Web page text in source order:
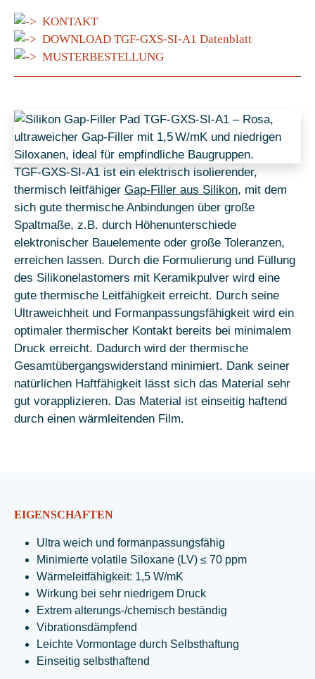
KONTAKT
DOWNLOAD TGF-GXS-SI-A1 Datenblatt
MUSTERBESTELLUNG
TGF-GXS-SI-A1 ist ein elektrisch isolierender,
thermisch leitfähiger Gap-Filler aus Silikon, mit dem
sich gute thermische Anbindungen über große
Spaltmaße, z.B. durch Höhenunterschiede
elektronischer Bauelemente oder große Toleranzen,
erreichen lassen. Durch die Formulierung und Füllung
des Silikonelastomers mit Keramikpulver wird eine
gute thermische Leitfähigkeit erreicht. Durch seine
Ultraweichheit und Formanpassungsfähigkeit wird ein
optimaler thermischer Kontakt bereits bei minimalem
Druck erreicht. Dadurch wird der thermische
Gesamtübergangswiderstand minimiert. Dank seiner
natürlichen Haftfähigkeit lässt sich das Material sehr
gut vorapplizieren. Das Material ist einseitig haftend
durch einen wärmleitenden Film.
EIGENSCHAFTEN
Ultra weich und formanpassungsfähig
Minimierte volatile Siloxane (LV) ≤ 70 ppm
Wärmeleitfähigkeit: 1,5 W/mK
Wirkung bei sehr niedrigem Druck
Extrem alterungs-/chemisch beständig
Vibrationsdämpfend
Leichte Vormontage durch Selbsthaftung
Einseitig selbsthaftend